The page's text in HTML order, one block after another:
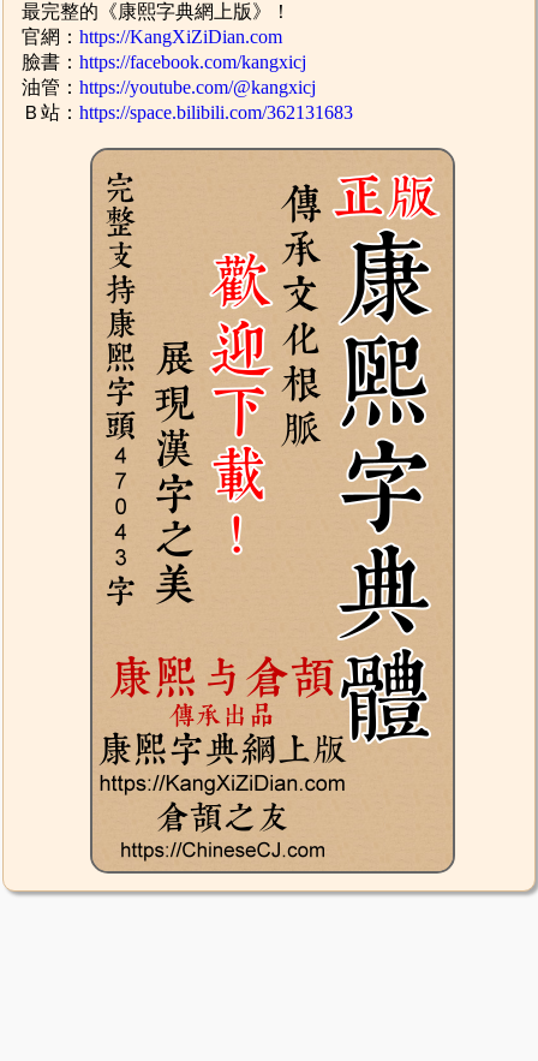
最完整的《康熙字典網上版》！
官網：https://KangXiZiDian.com
臉書：https://facebook.com/kangxicj
油管：https://youtube.com/@kangxicj
Ｂ站：https://space.bilibili.com/362131683